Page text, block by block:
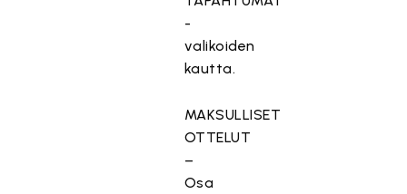
-
valikoiden
kautta.
MAKSULLISET
OTTELUT
–
Osa